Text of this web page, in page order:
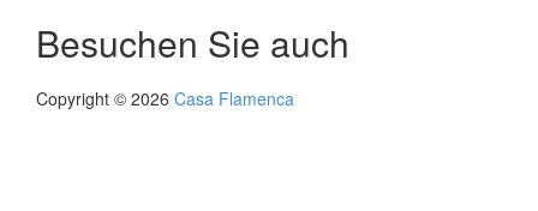
Besuchen Sie auch
Copyright © 2026 Casa Flamenca